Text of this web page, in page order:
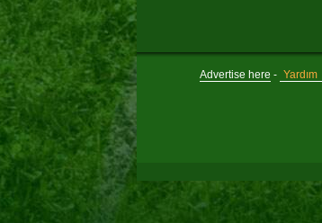
Advertise here - Yardım